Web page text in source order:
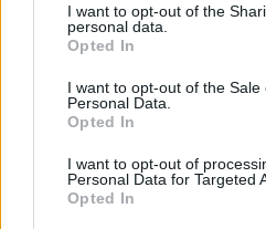
not limited to your visit or usage
grant or deny consent to Google
use your data for below
consent section.
I want to opt-out of the
personal data.
Opted In
I want to opt-out of the Sale
Personal Data.
Opted In
I want to opt-out of
Personal Data for Targeted
Opted In
ΥΓΕΊΑ - ΠΕΡΙΒΆΛΛΟΝ
Καζακστάν: Η στιγμή που η
βήματα στην ελευθερία (VIDEO)